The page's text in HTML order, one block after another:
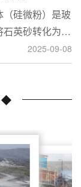
硅微粉）是玻
英砂转化为高
粉成套设备。本
条生产线。
2025-09-08